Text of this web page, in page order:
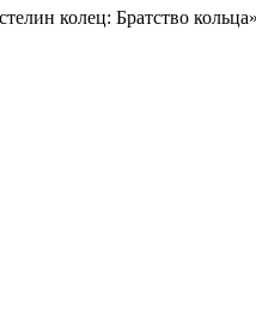
колец: Братство